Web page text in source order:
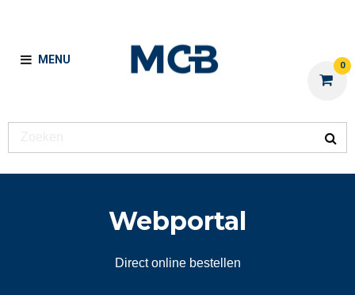
MENU 0
Webportal
Direct online bestellen